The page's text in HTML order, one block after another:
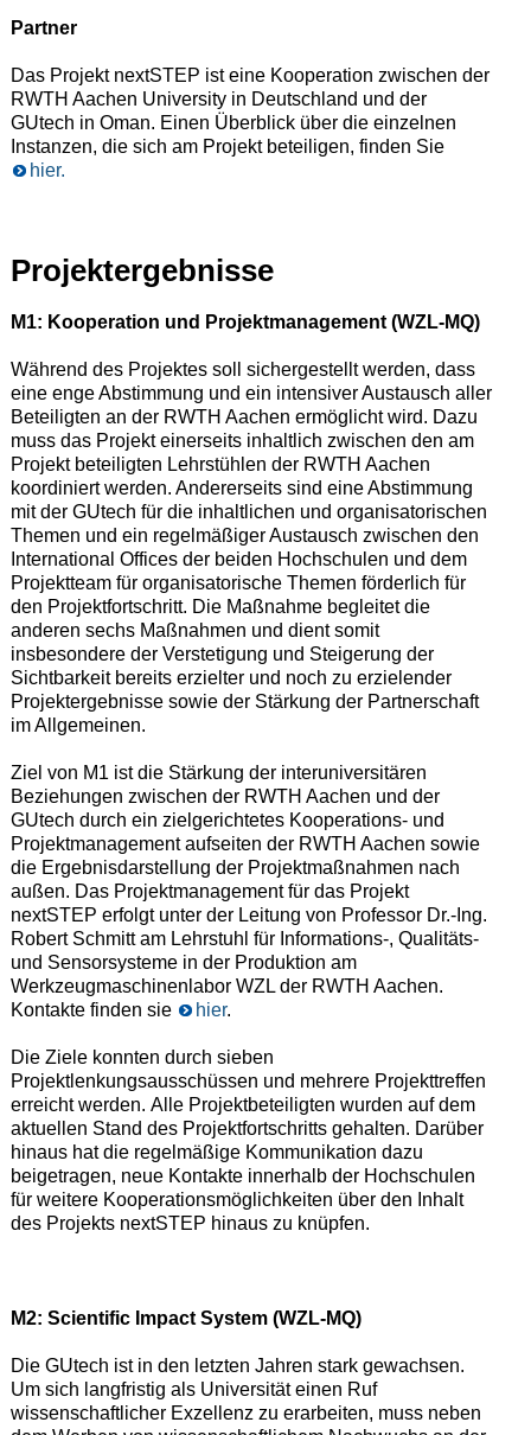
Partner
Das Projekt nextSTEP ist eine Kooperation zwischen der
RWTH Aachen University in Deutschland und der
GUtech in Oman. Einen Überblick über die einzelnen
Instanzen, die sich am Projekt beteiligen, finden Sie
hier.
Projektergebnisse
M1: Kooperation und Projektmanagement (WZL-MQ)
Während des Projektes soll sichergestellt werden, dass
eine enge Abstimmung und ein intensiver Austausch aller
Beteiligten an der RWTH Aachen ermöglicht wird. Dazu
muss das Projekt einerseits inhaltlich zwischen den am
Projekt beteiligten Lehrstühlen der RWTH Aachen
koordiniert werden. Andererseits sind eine Abstimmung
mit der GUtech für die inhaltlichen und organisatorischen
Themen und ein regelmäßiger Austausch zwischen den
International Offices der beiden Hochschulen und dem
Projektteam für organisatorische Themen förderlich für
den Projektfortschritt. Die Maßnahme begleitet die
anderen sechs Maßnahmen und dient somit
insbesondere der Verstetigung und Steigerung der
Sichtbarkeit bereits erzielter und noch zu erzielender
Projektergebnisse sowie der Stärkung der Partnerschaft
im Allgemeinen.
Ziel von M1 ist die Stärkung der interuniversitären
Beziehungen zwischen der RWTH Aachen und der
GUtech durch ein zielgerichtetes Kooperations- und
Projektmanagement aufseiten der RWTH Aachen sowie
die Ergebnisdarstellung der Projektmaßnahmen nach
außen. Das Projektmanagement für das Projekt
nextSTEP erfolgt unter der Leitung von Professor Dr.-Ing.
Robert Schmitt am Lehrstuhl für Informations-, Qualitäts-
und Sensorsysteme in der Produktion am
Werkzeugmaschinenlabor WZL der RWTH Aachen.
Kontakte finden sie
hier.
Die Ziele konnten durch sieben
Projektlenkungsausschüssen und mehrere Projekttreffen
erreicht werden. Alle Projektbeteiligten wurden auf dem
aktuellen Stand des Projektfortschritts gehalten. Darüber
hinaus hat die regelmäßige Kommunikation dazu
beigetragen, neue Kontakte innerhalb der Hochschulen
für weitere Kooperationsmöglichkeiten über den Inhalt
des Projekts nextSTEP hinaus zu knüpfen.
M2: Scientific Impact System (WZL-MQ)
Die GUtech ist in den letzten Jahren stark gewachsen.
Um sich langfristig als Universität einen Ruf
wissenschaftlicher Exzellenz zu erarbeiten, muss neben